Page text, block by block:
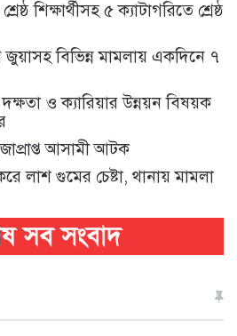
শিক্ষার্থীসহ ৫ ক্যাটাগরিতে শ্রেষ্ঠ
বিভিন্ন মামলায় একদিনে ৭
দক্ষতা ও ক্যারিয়ার উন্নয়ন বিষয়ক
আসামী আটক
লাশ গুমের চেষ্টা, থানায় মামলা